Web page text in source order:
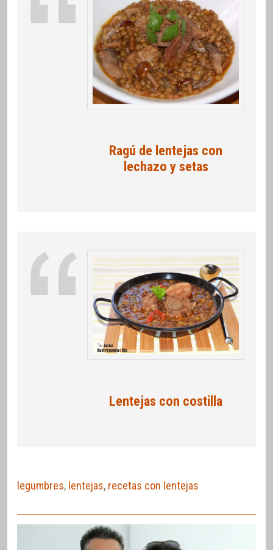
Ragú de lentejas con
lechazo y setas
Lentejas con costilla
legumbres, lentejas, recetas con lentejas